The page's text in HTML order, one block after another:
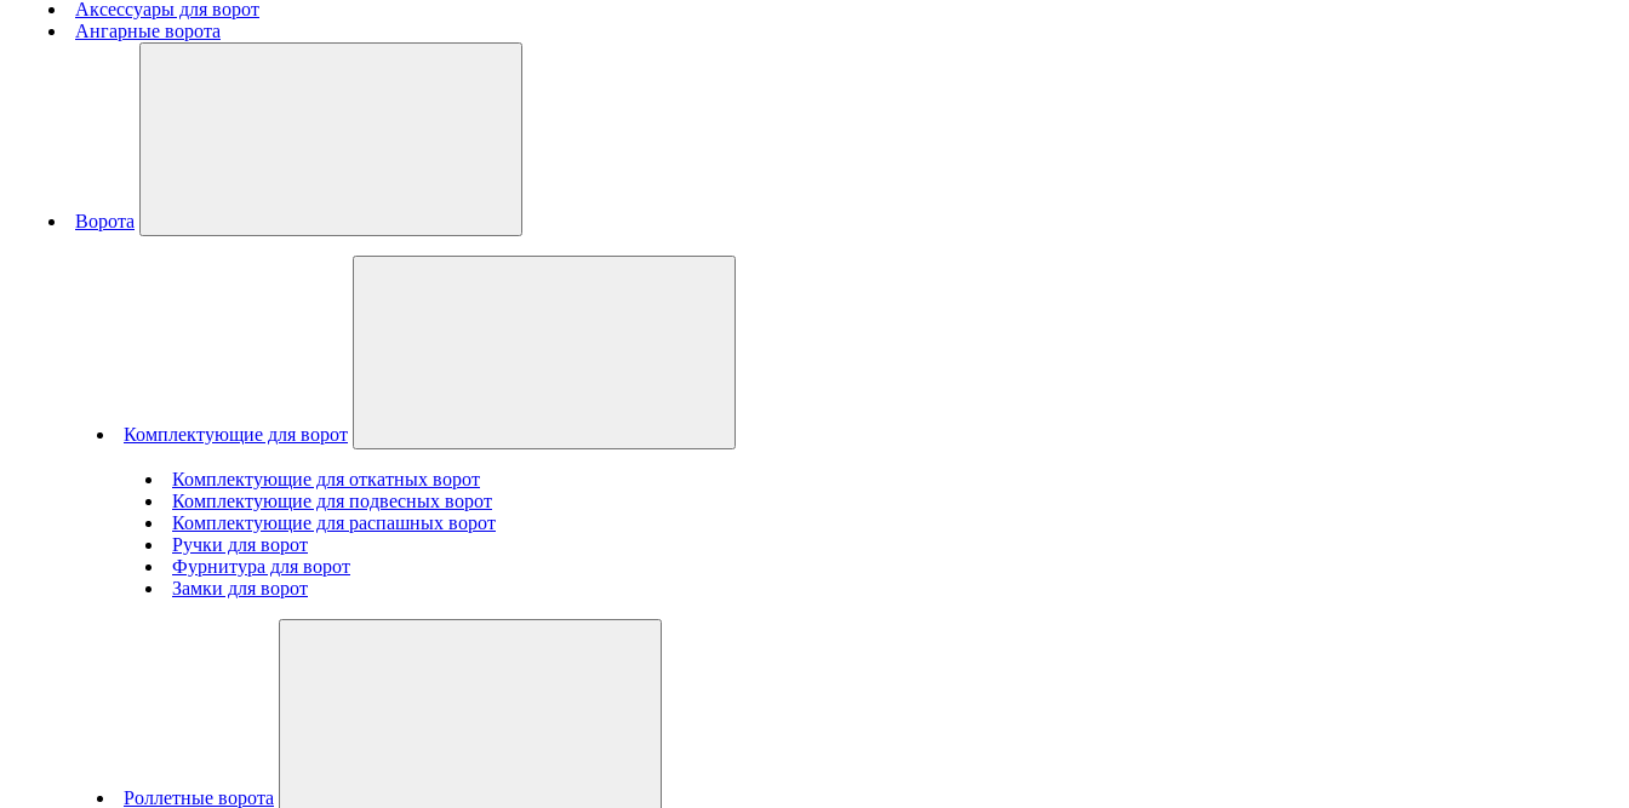
Аксессуары для ворот
Ангарные ворота
Ворота
Комплектующие для ворот
Комплектующие для откатных ворот
Комплектующие для подвесных ворот
Комплектующие для распашных ворот
Ручки для ворот
Фурнитура для ворот
Замки для ворот
Роллетные ворота